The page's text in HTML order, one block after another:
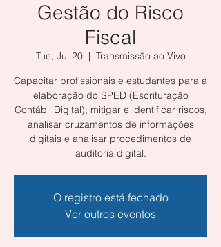
Gestão do Risco
Fiscal
Tue, Jul 20
  |
Transmissão ao Vivo
Capacitar profissionais e estudantes para a
elaboração do SPED (Escrituração
Contábil Digital), mitigar e identificar riscos,
analisar cruzamentos de informações
digitais e analisar procedimentos de
auditoria digital.
O registro está fechado
Ver outros eventos